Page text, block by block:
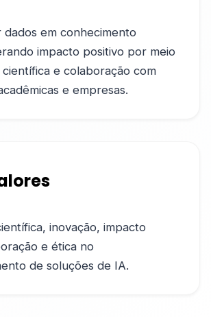
dados em conhecimento
impacto positivo por meio
e colaboração com
e empresas.
inovação, impacto
e ética no
de soluções de IA.